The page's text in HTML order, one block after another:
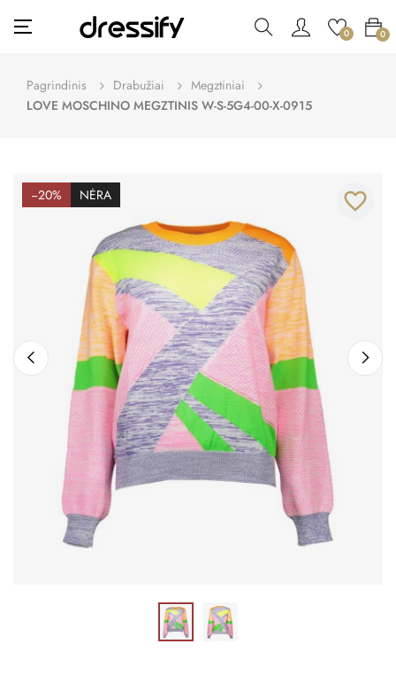
Toggle
navigation
☰ 0 0
Pagrindinis Drabužiai
Megztiniai
LOVE MOSCHINO MEGZTINIS W-S-5G4-00-X-0915
−20% NĖRA favorite_border